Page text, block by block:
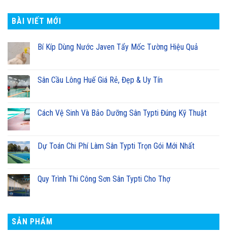
BÀI VIẾT MỚI
Bí Kíp Dùng Nước Javen Tẩy Mốc Tường Hiệu Quả
Sân Cầu Lông Huế Giá Rẻ, Đẹp & Uy Tín
Cách Vệ Sinh Và Bảo Dưỡng Sân Typti Đúng Kỹ Thuật
Dự Toán Chi Phí Làm Sân Typti Trọn Gói Mới Nhất
Quy Trình Thi Công Sơn Sân Typti Cho Thợ
SẢN PHẨM